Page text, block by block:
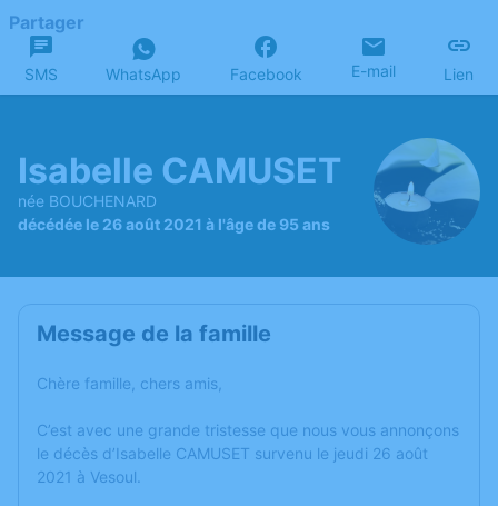
Partager
SMS WhatsApp Facebook E-mail Lien
Isabelle CAMUSET
née BOUCHENARD
décédée le 26 août 2021 à l'âge de 95 ans
Message de la famille
Chère famille, chers amis,
C’est avec une grande tristesse que nous vous annonçons
le décès d’Isabelle CAMUSET survenu le jeudi 26 août
2021 à Vesoul.